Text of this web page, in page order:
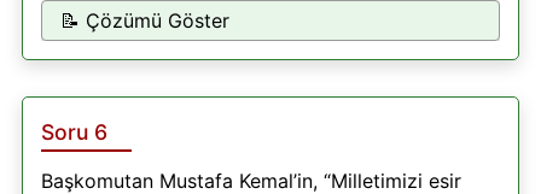
📝 Çözümü Göster
Soru 6
Başkomutan Mustafa Kemal’in, “Milletimizi esir